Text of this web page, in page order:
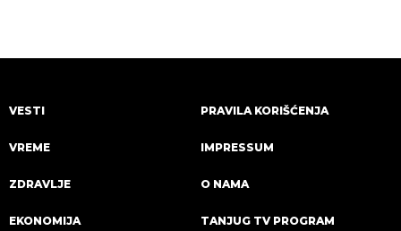
VESTI
VREME
ZDRAVLJE
EKONOMIJA
PRAVILA KORIŠĆENJA
IMPRESSUM
O NAMA
TANJUG TV PROGRAM